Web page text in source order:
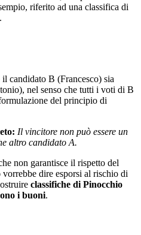
riferito ad una classifica di
candidato B (Francesco) sia
nel senso che tutti i voti di B
del principio di
Il vincitore non può essere un
altro candidato A.
non garantisce il rispetto del
dire esporsi al rischio di
classifiche di Pinocchio
i buoni.